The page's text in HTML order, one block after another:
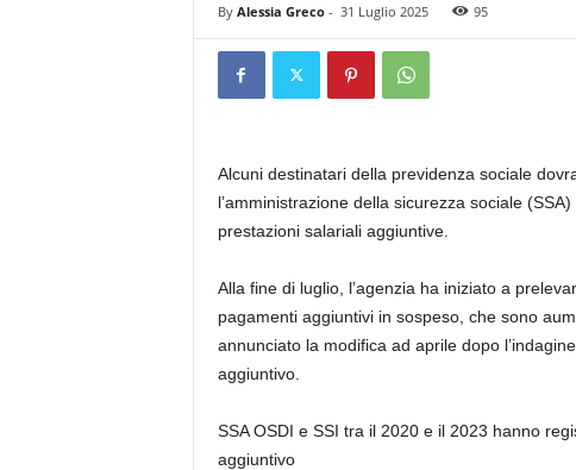
By Alessia Greco- 31 Luglio 2025 95
Alcuni destinatari della previdenza sociale
l’amministrazione della sicurezza sociale
prestazioni salariali aggiuntive.
Alla fine di luglio, l’agenzia ha iniziato a
pagamenti aggiuntivi in sospeso, che sono
annunciato la modifica ad aprile dopo
aggiuntivo.
SSA OSDI e SSI tra il 2020 e il 2023 hanno
aggiuntivo